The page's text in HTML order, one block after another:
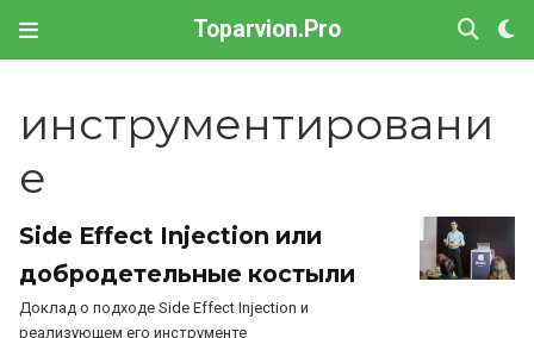
Toparvion.Pro
инструментировани
е
Side Effect Injection или
добродетельные костыли
Доклад о подходе Side Effect Injection и
реализующем его инструменте